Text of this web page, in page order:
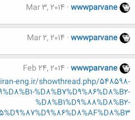
wwwparvane
Mar 3, 2014
wwwparvane
Mar 2, 2014
wwwparvane
Feb 24, 2014
eng.ir/showthread.php/548598-
%D8%B7%D9%86%D8%B2-
%D8%B1%D9%88%D8%B2-